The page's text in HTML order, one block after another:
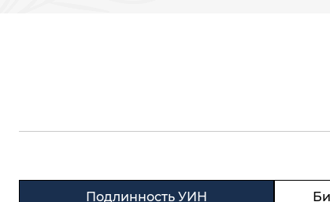
Подлинность УИН